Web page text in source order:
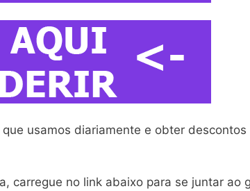
usamos diariamente e obter descontos
carregue no link abaixo para se juntar ao